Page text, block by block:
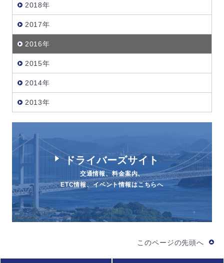
2018年
2017年
2016年
2015年
2014年
2013年
ドライバーズサイト
交通情報、料金案内、
ETC情報、イベント情報はこちらへ
このページの先頭へ